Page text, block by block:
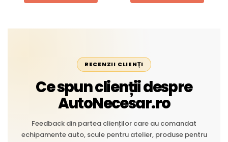
RECENZII CLIENȚI
Ce spun clienții despre
AutoNecesar.ro
Feedback din partea clienților care au comandat
echipamente auto, scule pentru atelier, produse pentru